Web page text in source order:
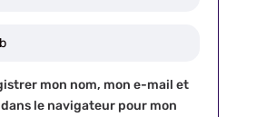
mon nom, mon e-mail et
le navigateur pour mon